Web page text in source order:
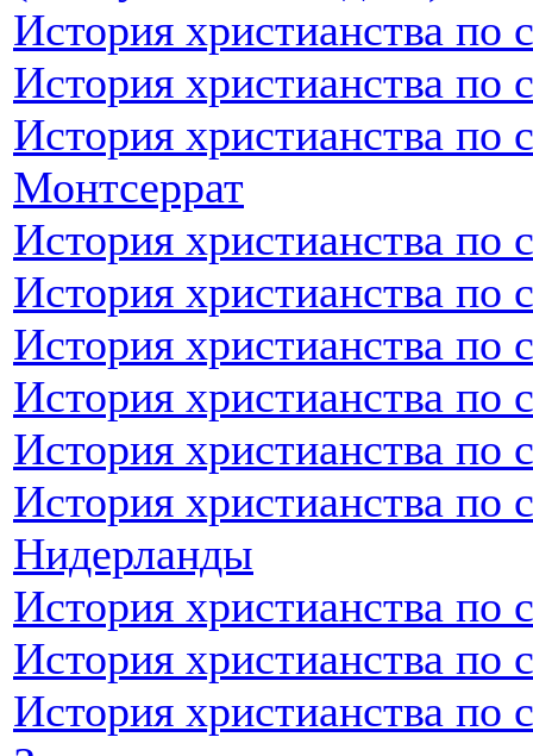
История христианства
История христианства
История христианства по
Монтсеррат
История христианства
История христианства по
История христианства по
История христианства по
История христианства по
История христианства по
Нидерланды
История христианства по
История христианства по
История христианства по